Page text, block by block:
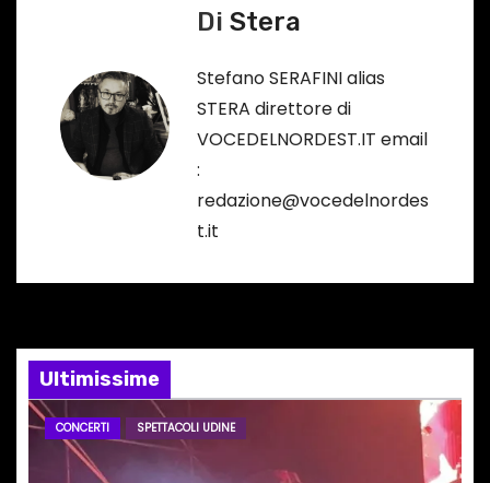
n
e
a
Di Stera
Stefano SERAFINI alias
STERA direttore di
VOCEDELNORDEST.IT email
:
redazione@vocedelnordes
t.it
Ultimissime
CONCERTI SPETTACOLI UDINE